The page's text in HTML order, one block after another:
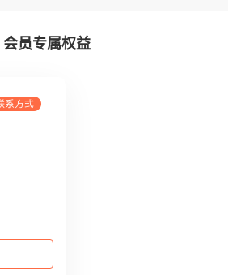
会员专属权益